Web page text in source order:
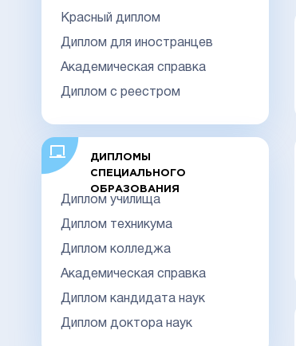
Красный диплом
Диплом для иностранцев
Академическая справка
Диплом с реестром
ДИПЛОМЫ
СПЕЦИАЛЬНОГО
ОБРАЗОВАНИЯ
Диплом училища
Диплом техникума
Диплом колледжа
Академическая справка
Диплом кандидата наук
Диплом доктора наук